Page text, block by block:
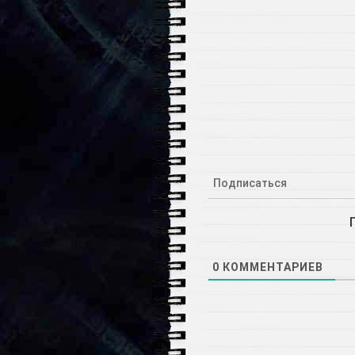
Подписаться
0 КОММЕНТАРИЕВ